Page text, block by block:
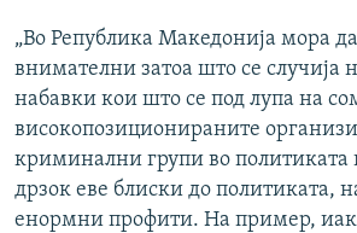
„Во Република Македонија мора
внимателни затоа што се случија
набавки кои што се под лупа на
високопозиционираните
криминални групи во
дрзок еве блиски до политиката,
енормни профити. На пример,